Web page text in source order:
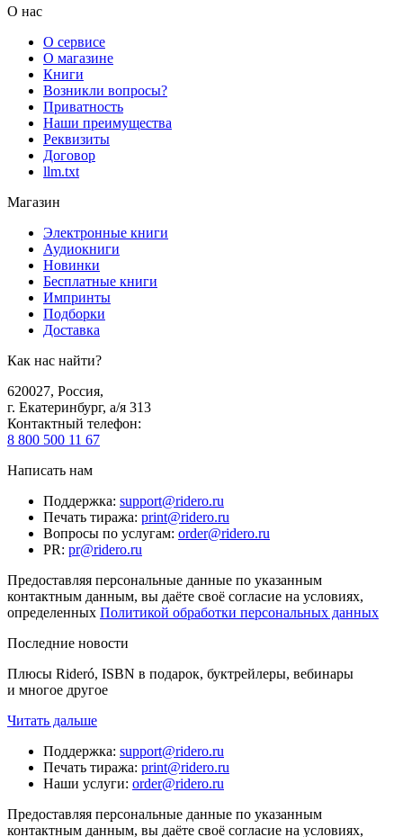
О нас
О сервисе
О магазине
Книги
Возникли вопросы?
Приватность
Наши преимущества
Реквизиты
Договор
llm.txt
Магазин
Электронные книги
Аудиокниги
Новинки
Бесплатные книги
Импринты
Подборки
Доставка
Как нас найти?
620027, Россия,
г. Екатеринбург, а/я 313
Контактный телефон:
8 800 500 11 67
Написать нам
Поддержка: support@ridero.ru
Печать тиража: print@ridero.ru
Вопросы по услугам: order@ridero.ru
PR: pr@ridero.ru
Предоставляя персональные данные по указанным
контактным данным, вы даёте своё согласие на условиях,
определенных Политикой обработки персональных данных
Последние новости
Плюсы Rideró, ISBN в подарок, буктрейлеры, вебинары
и многое другое
Читать дальше
Поддержка: support@ridero.ru
Печать тиража: print@ridero.ru
Наши услуги: order@ridero.ru
Предоставляя персональные данные по указанным
контактным данным, вы даёте своё согласие на условиях,